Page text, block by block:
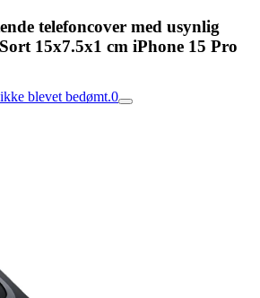
telefoncover med usynlig
15x7.5x1 cm iPhone 15 Pro
blevet bedømt.0